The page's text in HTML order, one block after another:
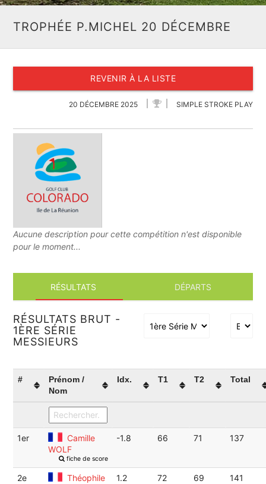
TROPHÉE P.MICHEL 20 DÉCEMBRE
REVENIR À LA LISTE
20 DÉCEMBRE 2025 SIMPLE STROKE PLAY
Aucune description pour cette compétition n'est disponible
pour le moment...
RÉSULTATS DÉPARTS
RÉSULTATS BRUT -
1ÈRE SÉRIE
MESSIEURS
#
Prénom /
Nom
Idx. T1 T2 Total
1er
Camille
WOLF
fiche de score
-1.8 66 71 137
2e
Théophile
1.2 72 69 141